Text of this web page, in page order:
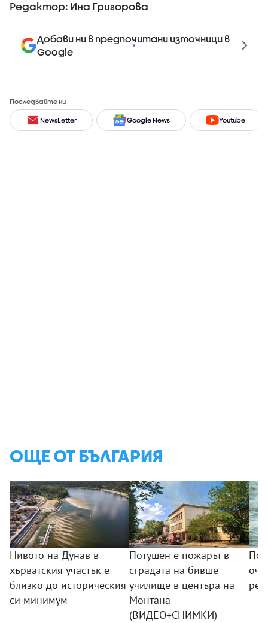
Редактор: Ина Григорова
Добави ни в предпочитани източници в
Google
Последвайте ни
NewsLetter Google News Youtube
ОЩЕ ОТ БЪЛГАРИЯ
Нивото на Дунав в
хърватския участък е
близко до историческия
си минимум
Потушен е пожарът в
сградата на бивше
училище в центъра на
Монтана
(ВИДЕО+СНИМКИ)